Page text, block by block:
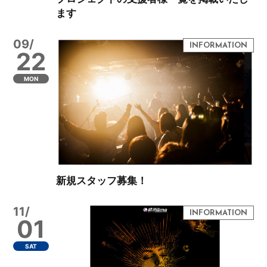
ます
09/
22
MON
新規スタッフ募集！
11/
01
SAT